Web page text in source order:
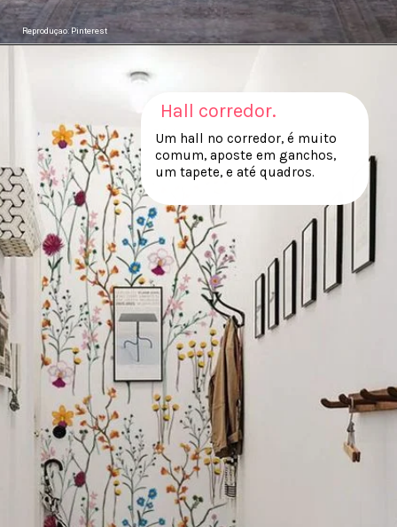
Reproduçao: Pinterest
Hall corredor.
Um hall no corredor, é muito
comum, aposte em ganchos,
um tapete, e até quadros.